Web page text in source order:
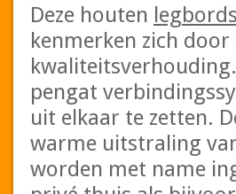
Deze houten
kenmerken zich
pengat
uit elkaar te zetten.
warme uitstraling
worden met name